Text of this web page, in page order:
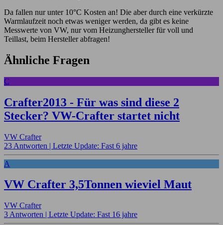
Da fallen nur unter 10°C Kosten an! Die aber durch eine verkürzte
Warmlaufzeit noch etwas weniger werden, da gibt es keine
Messwerte von VW, nur vom Heizunghersteller für voll und
Teillast, beim Hersteller abfragen!
Ähnliche Fragen
C
Crafter2013 - Für was sind diese 2
Stecker? VW-Crafter startet nicht
VW Crafter
23 Antworten | Letzte Update: Fast 6 jahre
A
VW Crafter 3,5Tonnen wieviel Maut
VW Crafter
3 Antworten | Letzte Update: Fast 16 jahre